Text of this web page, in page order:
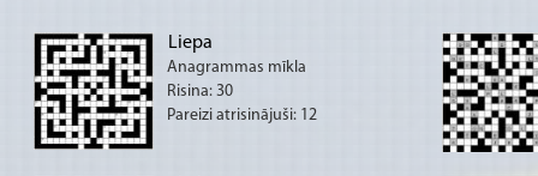
Liepa
Anagrammas mīkla
Risina: 30
Pareizi atrisinājuši: 12